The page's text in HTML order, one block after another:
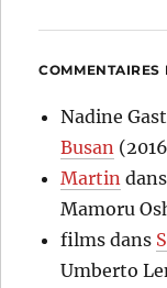
COMMENTAIRES
Nadine
Busan
Martin
Mamoru
films dans
Umberto